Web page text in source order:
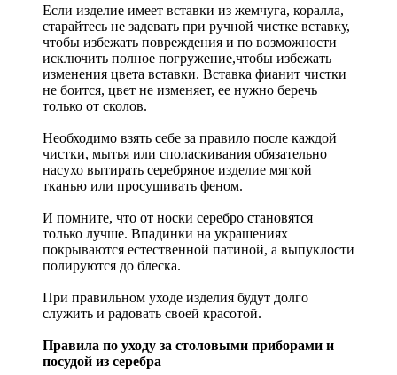
Если изделие имеет вставки из жемчуга, коралла,
старайтесь не задевать при ручной чистке вставку,
чтобы избежать повреждения и по возможности
исключить полное погружение,чтобы избежать
изменения цвета вставки. Вставка фианит чистки
не боится, цвет не изменяет, ее нужно беречь
только от сколов.
Необходимо взять себе за правило после каждой
чистки, мытья или споласкивания обязательно
насухо вытирать серебряное изделие мягкой
тканью или просушивать феном.
И помните, что от носки серебро становятся
только лучше. Впадинки на украшениях
покрываются естественной патиной, а выпуклости
полируются до блеска.
При правильном уходе изделия будут долго
служить и радовать своей красотой.
Правила по уходу за столовыми приборами и
посудой из серебра